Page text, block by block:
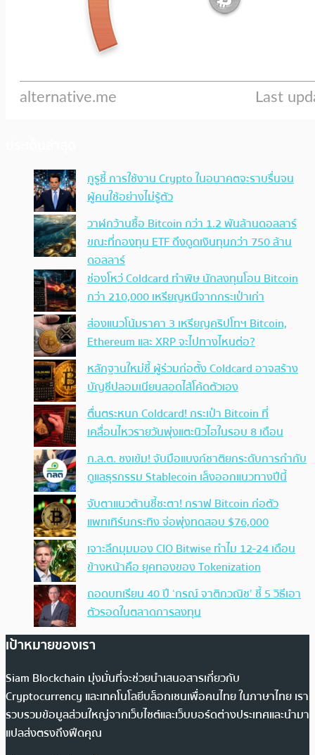
กูรูชี้ การใช้งาน Crypto ในอนาคตจะราบรื่นจน
ผู้คนใช้อย่างไม่รู้ตัว
วาฬกว้านซื้อ Bitcoin กว่า 1.2 พันล้านดอลลาร์
ขณะที่กองทุน ETF ดึงดูดเงินทุนกว่า 750 ล้าน
ดอลลาร์
ช่องโหว่ Coldcard ทำพิษ นักลงทุนโอน Bitcoin
กว่า 210,000 เหรียญหนีจากกระเป๋าเก่า
ส่องแนวโน้มราคา 3 เหรียญคริปโทฯ Bitcoin,
Ethereum และ XRP จะไปทางไหนต่อ?
หลักฐานใหม่ชี้ ผู้ร่วมก่อตั้ง Coldcard อาจสร้าง
บัญชีปลอมเนียนสอดไส้โค้ดตัวเอง
ตื่นตระหนก Coldcard! กระเป๋า Bitcoin ที่
เคลื่อนไหวรายวันพุ่งแตะนิวไฮในรอบ 8 เดือน
ก.ล.ต. ชงเข้ม! จับมือแบงก์ชาติยกระดับการกำกับ
ดูแลธุรกรรม Stablecoin เล็งออกแนวทางปีนี้
จับตาแนวต้านชี้ชะตา! กราฟ Bitcoin ก่อตัว
แพทเทิร์นกระทิง จ่อพุ่งทดสอบ $76,000
เจาะลึกมุมมอง CIO Bitwise ทำไม 12-24 เดือน
ข้างหน้าคือ ยุคทองของ Tokenization
ถอดบทเรียน 40 ปี ‘กรณ์ จาติกวณิช’ ชี้ 5 วิธีเอา
ตัวรอดในตลาดการลงทุน
เป้าหมายของเรา
Siam Blockchain มุ่งมั่นที่จะช่วยนำเสนอสารเกี่ยวกับ
Cryptocurrency และเทคโนโลยีบล็อกเชนเพื่อคนไทย ในภาษาไทย เรา
รวบรวมข้อมูลส่วนใหญ่จากเว็บไซต์และเว็บบอร์ดต่างประเทศและนำมา
แปลส่งตรงถึงฟีดคุณ